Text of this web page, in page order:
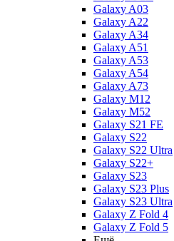
Galaxy A03
Galaxy A22
Galaxy A34
Galaxy A51
Galaxy A53
Galaxy A54
Galaxy A73
Galaxy M12
Galaxy M52
Galaxy S21 FE
Galaxy S22
Galaxy S22 Ultra
Galaxy S22+
Galaxy S23
Galaxy S23 Plus
Galaxy S23 Ultra
Galaxy Z Fold 4
Galaxy Z Fold 5